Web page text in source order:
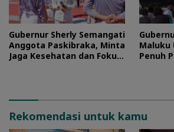
Gubernur Sherly Semangati
Anggota Paskibraka, Minta
Jaga Kesehatan dan Fokus
Maluku
Penuh
Rekomendasi untuk kamu